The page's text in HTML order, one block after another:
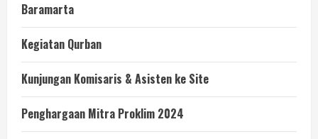
Baramarta
Kegiatan Qurban
Kunjungan Komisaris & Asisten ke Site
Penghargaan Mitra Proklim 2024